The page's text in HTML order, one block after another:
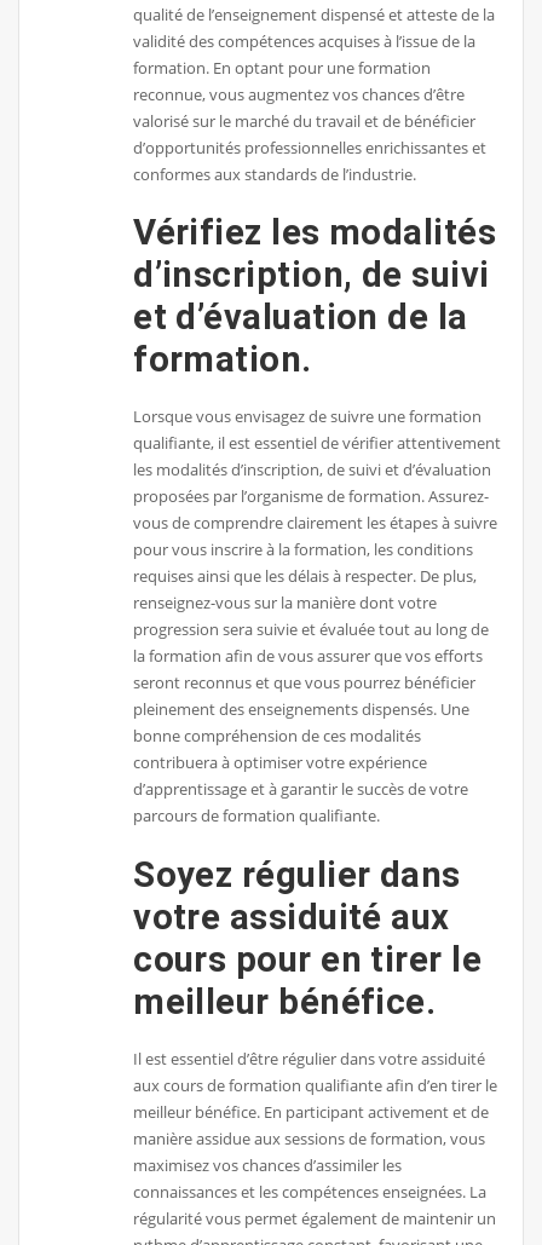
qualité de l’enseignement dispensé et atteste de la
validité des compétences acquises à l’issue de la
formation. En optant pour une formation
reconnue, vous augmentez vos chances d’être
valorisé sur le marché du travail et de bénéficier
d’opportunités professionnelles enrichissantes et
conformes aux standards de l’industrie.
Vérifiez les modalités
d’inscription, de suivi
et d’évaluation de la
formation.
Lorsque vous envisagez de suivre une formation
qualifiante, il est essentiel de vérifier attentivement
les modalités d’inscription, de suivi et d’évaluation
proposées par l’organisme de formation. Assurez-
vous de comprendre clairement les étapes à suivre
pour vous inscrire à la formation, les conditions
requises ainsi que les délais à respecter. De plus,
renseignez-vous sur la manière dont votre
progression sera suivie et évaluée tout au long de
la formation afin de vous assurer que vos efforts
seront reconnus et que vous pourrez bénéficier
pleinement des enseignements dispensés. Une
bonne compréhension de ces modalités
contribuera à optimiser votre expérience
d’apprentissage et à garantir le succès de votre
parcours de formation qualifiante.
Soyez régulier dans
votre assiduité aux
cours pour en tirer le
meilleur bénéfice.
Il est essentiel d’être régulier dans votre assiduité
aux cours de formation qualifiante afin d’en tirer le
meilleur bénéfice. En participant activement et de
manière assidue aux sessions de formation, vous
maximisez vos chances d’assimiler les
connaissances et les compétences enseignées. La
régularité vous permet également de maintenir un